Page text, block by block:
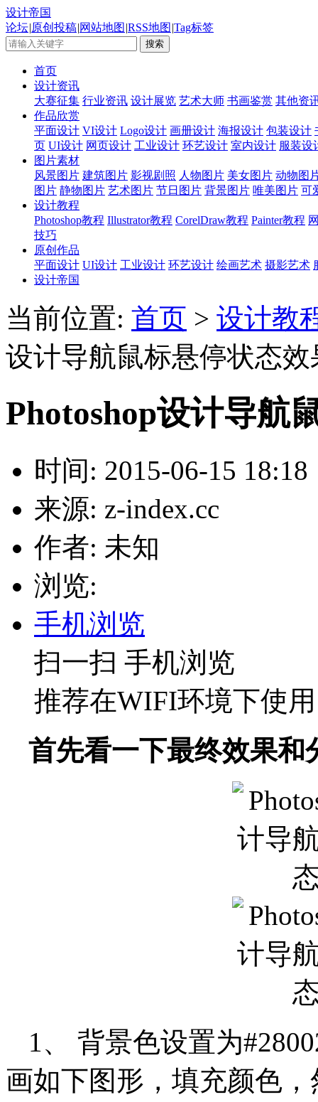
设计帝国
论坛|原创投稿|网站地图 |RSS地图 |Tag标签
首页
设计资讯
大赛征集 行业资讯 设计展览 艺术大师 书画鉴赏 其他资
作品欣赏
平面设计 VI设计 Logo设计 画册设计 海报设计 包装设计
页 UI设计 网页设计 工业设计 环艺设计 室内设计 服装设
图片素材
风景图片 建筑图片 影视剧照 人物图片 美女图片 动物图
图片 静物图片 艺术图片 节日图片 背景图片 唯美图片 可
设计教程
Photoshop教程 Illustrator教程 CorelDraw教程 Painter教程
技巧
原创作品
平面设计 UI设计 工业设计 环艺设计 绘画艺术 摄影艺术
设计帝国
当前位置: 首页 > 设计教
设计导航鼠标悬停状态效
Photoshop设计导航
时间: 2015-06-15 18:18
来源: z-index.cc
作者: 未知
浏览:
手机浏览
扫一扫 手机浏览
推荐在WIFI环境下使用
首先看一下最终效果和
1、 背景色设置为
画如下图形，填充颜色